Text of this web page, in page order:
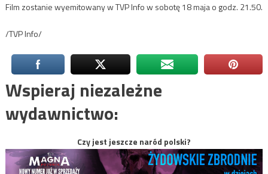
Film zostanie wyemitowany w TVP Info w sobotę 18 maja o godz. 21.50.
/TVP Info/
Wspieraj niezależne
wydawnictwo:
Czy jest jeszcze naród polski?